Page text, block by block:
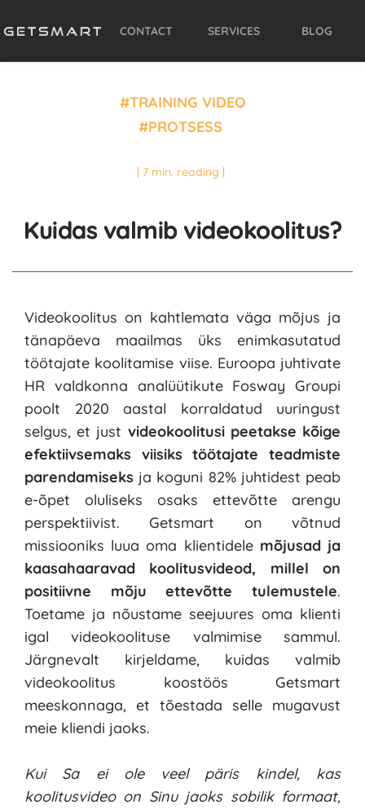
CONTACT SERVICES BLOG
#TRAINING VIDEO
#PROTSESS
| 7 min. reading |
Kuidas valmib videokoolitus?
Videokoolitus on kahtlemata väga mõjus ja
tänapäeva maailmas üks enimkasutatud
töötajate koolitamise viise. Euroopa juhtivate
HR valdkonna analüütikute Fosway Groupi
poolt 2020 aastal korraldatud uuringust
selgus, et just videokoolitusi peetakse kõige
efektiivsemaks viisiks töötajate teadmiste
parendamiseks ja koguni 82% juhtidest peab
e-õpet oluliseks osaks ettevõtte arengu
perspektiivist. Getsmart on võtnud
missiooniks luua oma klientidele mõjusad ja
kaasahaaravad koolitusvideod, millel on
positiivne mõju ettevõtte tulemustele.
Toetame ja nõustame seejuures oma klienti
igal videokoolituse valmimise sammul.
Järgnevalt kirjeldame, kuidas valmib
videokoolitus koostöös Getsmart
meeskonnaga, et tõestada selle mugavust
meie kliendi jaoks.
Kui Sa ei ole veel päris kindel, kas
koolitusvideo on Sinu jaoks sobilik formaat,